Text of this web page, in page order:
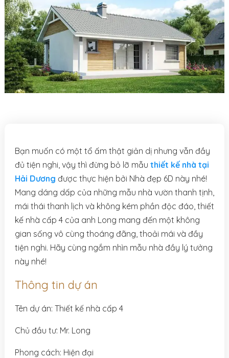
Bạn muốn có một tổ ấm thật giản dị nhưng vẫn đầy
đủ tiện nghi, vậy thì đừng bỏ lỡ mẫu thiết kế nhà tại
Hải Dương được thực hiện bởi Nhà đẹp 6D này nhé!
Mang dáng dấp của những mẫu nhà vườn thanh tịnh,
mái thái thanh lịch và không kém phần độc đáo, thiết
kế nhà cấp 4 của anh Long mang đến một không
gian sống vô cùng thoáng đãng, thoải mái và đầy
tiện nghi. Hãy cùng ngắm nhìn mẫu nhà đầy lý tưởng
này nhé!
Thông tin dự án
Tên dự án: Thiết kế nhà cấp 4
Chủ đầu tư: Mr. Long
Phong cách: Hiện đại